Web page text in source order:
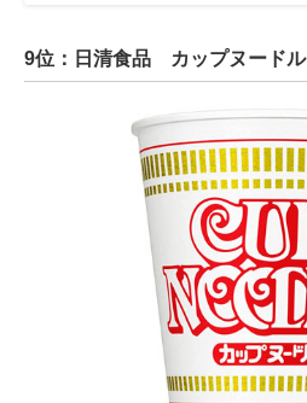
9位：日清食品 カップヌードル